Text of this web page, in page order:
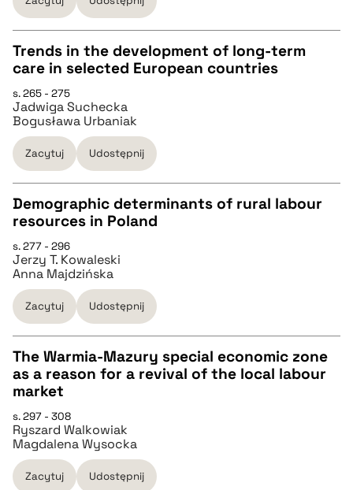
pobierz cytat
BIBTEX
pobierz cytat
Trends in the development of long-term
care in selected European countries
s. 265 - 275
Jadwiga Suchecka
Bogusława Urbaniak
Zacytuj Udostępnij
pobierz cytat
BIBTEX
pobierz cytat
Demographic determinants of rural labour
resources in Poland
s. 277 - 296
Jerzy T. Kowaleski
Anna Majdzińska
Zacytuj Udostępnij
CZYSTY TEKST
pobierz cytat
BIBTEX
The Warmia-Mazury special economic zone
as a reason for a revival of the local labour
market
s. 297 - 308
Ryszard Walkowiak
Magdalena Wysocka
Zacytuj Udostępnij